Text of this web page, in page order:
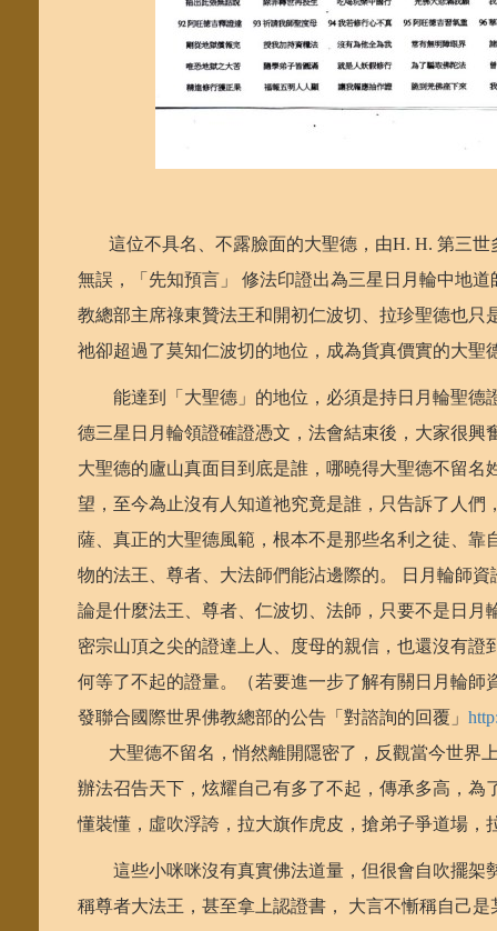
這位不具名、不露臉面的大聖德，由H. H. 第三世
無誤，「先知預言」 修法印證出為三星日月輪中地
教總部主席祿東贊法王和開初仁波切、拉珍聖德也
祂卻超過了莫知仁波切的地位，成為貨真價實的大聖
能達到「大聖德」的地位，必須是持日月輪聖德
德三星日月輪領證確證憑文，法會結束後，大家很
大聖德的廬山真面目到底是誰，哪曉得大聖德不留
望，至今為止沒有人知道祂究竟是誰，只告訴了人
薩、真正的大聖德風範，根本不是那些名利之徒、
物的法王、尊者、大法師們能沾邊際的。 日月輪師
論是什麼法王、尊者、仁波切、法師，只要不是日
密宗山頂之尖的證達上人、度母的親信，也還沒有
何等了不起的證量。（若要進一步了解有關日月輪師
發聯合國際世界佛教總部的公告「對諮詢的回覆」
大聖德不留名，悄然離開隱密了，反觀當今世界
辦法召告天下，炫耀自己有多了不起，傳承多高，
懂裝懂，虛吹浮誇，拉大旗作虎皮，搶弟子爭道場，
這些小咪咪沒有真實佛法道量，但很會自吹擺架
稱尊者大法王，甚至拿上認證書， 大言不慚稱自己